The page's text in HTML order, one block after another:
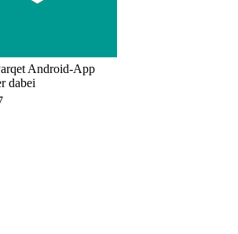
Android-App
dabei